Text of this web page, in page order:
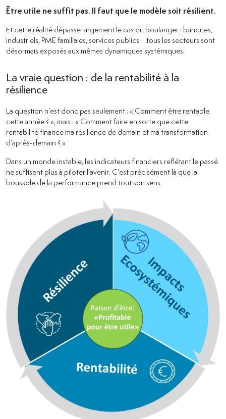
Être utile ne suffit pas. Il faut que le modèle soit résilient.
Et cette réalité dépasse largement le cas du boulanger : banques,
industriels, PME familiales, services publics… tous les secteurs sont
désormais exposés aux mêmes dynamiques systémiques.
La vraie question : de la rentabilité à la
résilience
La question n’est donc pas seulement : « Comment être rentable
cette année ? », mais : « Comment faire en sorte que cette
rentabilité finance ma résilience de demain et ma transformation
d’après-demain ? »
Dans un monde instable, les indicateurs financiers reflétant le passé
ne suffisent plus à piloter l’avenir. C’est précisément là que la
boussole de la performance prend tout son sens.